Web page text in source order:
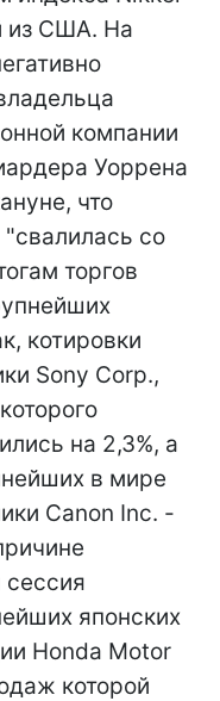
из США. На
компании
Уоррена
что
со
торгов
котировки
Sony Corp.,
на 2,3%, а
в мире
Canon Inc. -
сессия
японских
Honda Motor
которой